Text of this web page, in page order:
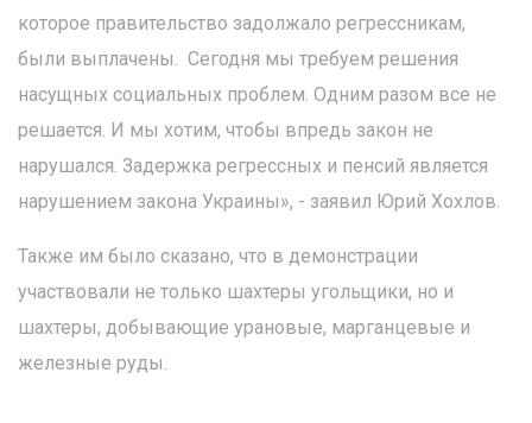
которое правительство задолжало регрессникам,
были выплачены. Сегодня мы требуем решения
насущных социальных проблем. Одним разом все не
решается. И мы хотим, чтобы впредь закон не
нарушался. Задержка регрессных и пенсий является
нарушением закона Украины», - заявил Юрий Хохлов.
Также им было сказано, что в демонстрации
участвовали не только шахтеры угольщики, но и
шахтеры, добывающие урановые, марганцевые и
железные руды.